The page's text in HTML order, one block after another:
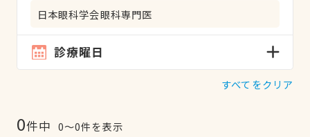
日本眼科学会眼科専門医
診療曜日
すべてをクリア
0件中 0〜0件を表示